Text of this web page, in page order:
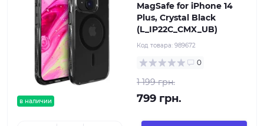
в наличии
MagSafe for iPhone 14
Plus, Crystal Black
(L_IP22C_CMX_UB)
Код товара: 989672
0
1 199 грн.
799 грн.